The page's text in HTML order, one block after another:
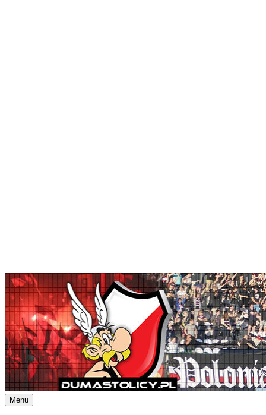
Skip
to
content
Menu